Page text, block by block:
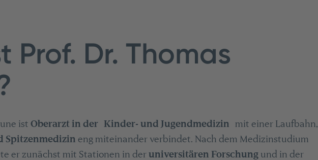
Prof. Dr. Thomas
ist Oberarzt in der Kinder- und Jugendmedizin mit einer Laufbahn,
Spitzenmedizin eng miteinander verbindet. Nach dem Medizinstudium
er zunächst mit Stationen in deruniversitären Forschungund in der